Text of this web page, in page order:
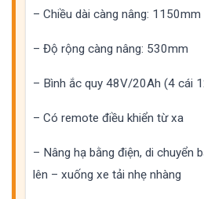
– Chiều dài càng nâng: 1150mm
– Độ rộng càng nâng: 530mm
– Bình ắc quy 48V/20Ah (4 cái
– Có remote điều khiển từ xa
– Nâng hạ bằng điện, di chuyển
lên – xuống xe tải nhẹ nhàng